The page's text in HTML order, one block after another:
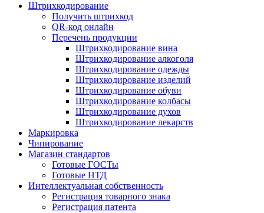
Штрихкодирование
Получить штрихкод
QR-код онлайн
Перечень продукции
Штрихкодирование вина
Штрихкодирование алкоголя
Штрихкодирование одежды
Штрихкодирование изделий
Штрихкодирование обуви
Штрихкодирование колбасы
Штрихкодирование духов
Штрихкодирование лекарств
Маркировка
Чипирование
Магазин стандартов
Готовые ГОСТы
Готовые НТД
Интеллектуальная собственность
Регистрация товарного знака
Регистрация патента